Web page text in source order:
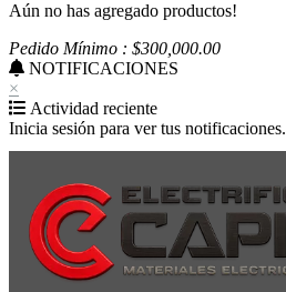
Aún no has agregado productos!
Pedido Mínimo : $300,000.00
NOTIFICACIONES
×
Actividad reciente
Inicia sesión para ver tus notificaciones.